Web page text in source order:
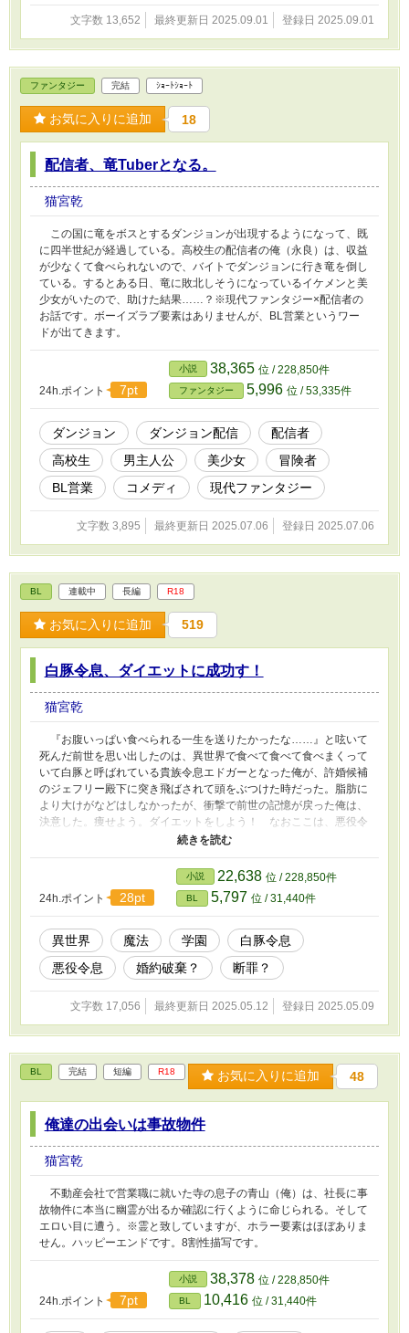
文字数 13,652 最終更新日 2025.09.01 登録日 2025.09.01
ファンタジー 完結 ｼｮｰﾄｼｮｰﾄ
お気に入りに追加 18
配信者、竜Tuberとなる。
猫宮乾
この国に竜をボスとするダンジョンが出現するようになって、既
に四半世紀が経過している。高校生の配信者の俺（永良）は、収益
が少なくて食べられないので、バイトでダンジョンに行き竜を倒し
ている。するとある日、竜に敗北しそうになっているイケメンと美
少女がいたので、助けた結果……？※現代ファンタジー×配信者の
お話です。ボーイズラブ要素はありませんが、BL営業というワー
ドが出てきます。
24h.ポイント 7pt
小説 38,365 位 / 228,850件
ファンタジー 5,996 位 / 53,335件
ダンジョン ダンジョン配信
配信者
高校生
男主人公 美少女
冒険者
BL営業
コメディ 現代ファンタジー
文字数 3,895 最終更新日 2025.07.06 登録日 2025.07.06
BL 連載中 長編 R18
お気に入りに追加 519
白豚令息、ダイエットに成功す！
猫宮乾
『お腹いっぱい食べられる一生を送りたかったな……』と呟いて
死んだ前世を思い出したのは、異世界で食べて食べて食べまくって
いて白豚と呼ばれている貴族令息エドガーとなった俺が、許婚候補
のジェフリー殿下に突き飛ばされて頭をぶつけた時だった。脂肪に
より大けがなどはしなかったが、衝撃で前世の記憶が戻った俺は、
決意した。痩せよう。ダイエットをしよう！ なおここは、悪役令
息物のボーイズラブアニメの世界であり、多分それの悪役令息は我
24h.ポイント 28pt
小説 22,638 位 / 228,850件
BL 5,797 位 / 31,440件
異世界 魔法 学園
白豚令息
悪役令息
婚約破棄？ 断罪？
文字数 17,056 最終更新日 2025.05.12 登録日 2025.05.09
BL 完結 短編 R18 お気に入りに追加 48
俺達の出会いは事故物件
猫宮乾
不動産会社で営業職に就いた寺の息子の青山（俺）は、社長に事
故物件に本当に幽霊が出るか確認に行くように命じられる。そして
エロい目に遭う。※霊と致していますが、ホラー要素はほぼありま
せん。ハッピーエンドです。8割性描写です。
24h.ポイント 7pt
小説 38,378 位 / 228,850件
BL 10,416 位 / 31,440件